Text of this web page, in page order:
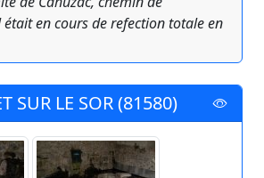
en cours de refection totale en
SUR LE SOR (81580)